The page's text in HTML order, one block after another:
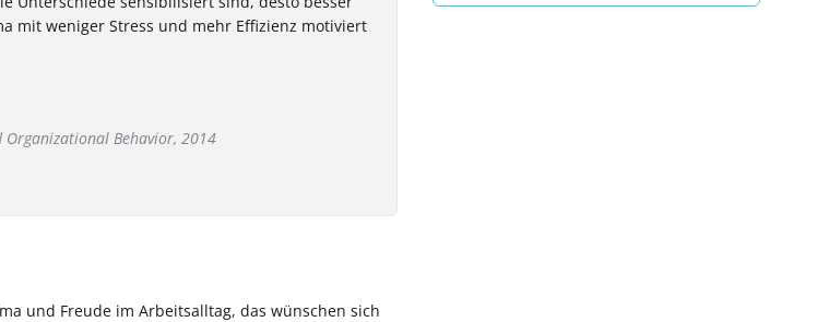
mit weniger Stress und mehr Effizienz motiviert
Organizational Behavior, 2014
und Freude im Arbeitsalltag, das wünschen sich